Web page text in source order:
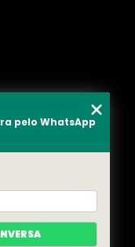
pelo WhatsApp